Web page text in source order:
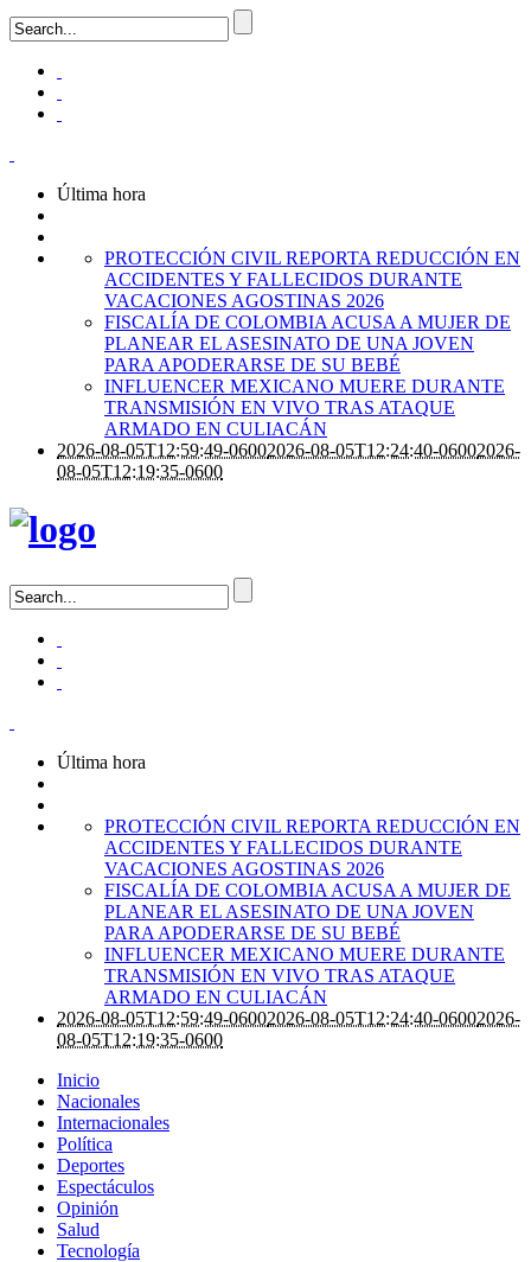
Última hora
PROTECCIÓN CIVIL REPORTA REDUCCIÓN EN
ACCIDENTES Y FALLECIDOS DURANTE
VACACIONES AGOSTINAS 2026
FISCALÍA DE COLOMBIA ACUSA A MUJER DE
PLANEAR EL ASESINATO DE UNA JOVEN
PARA APODERARSE DE SU BEBÉ
INFLUENCER MEXICANO MUERE DURANTE
TRANSMISIÓN EN VIVO TRAS ATAQUE
ARMADO EN CULIACÁN
2026-08-05T12:59:49-06002026-08-05T12:24:40-06002026-
08-05T12:19:35-0600
Última hora
PROTECCIÓN CIVIL REPORTA REDUCCIÓN EN
ACCIDENTES Y FALLECIDOS DURANTE
VACACIONES AGOSTINAS 2026
FISCALÍA DE COLOMBIA ACUSA A MUJER DE
PLANEAR EL ASESINATO DE UNA JOVEN
PARA APODERARSE DE SU BEBÉ
INFLUENCER MEXICANO MUERE DURANTE
TRANSMISIÓN EN VIVO TRAS ATAQUE
ARMADO EN CULIACÁN
2026-08-05T12:59:49-06002026-08-05T12:24:40-06002026-
08-05T12:19:35-0600
Inicio
Nacionales
Internacionales
Política
Deportes
Espectáculos
Opinión
Salud
Tecnología